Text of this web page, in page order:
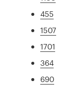
455
1507
1701
364
690